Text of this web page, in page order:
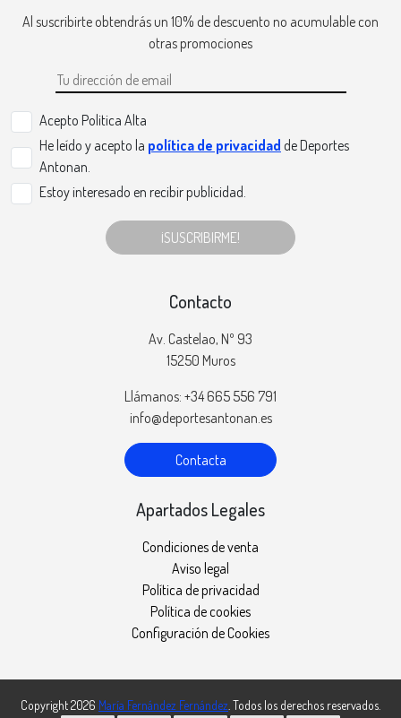
Al suscribirte obtendrás un 10% de descuento no acumulable con
otras promociones
Acepto Politica Alta
He leído y acepto la política de privacidad de Deportes
Antonan.
Estoy interesado en recibir publicidad.
¡SUSCRIBIRME!
Contacto
Av. Castelao, Nº 93
15250 Muros
Llámanos: +34 665 556 791
info@deportesantonan.es
Contacta
Apartados Legales
Condiciones de venta
Aviso legal
Política de privacidad
Política de cookies
Configuración de Cookies
Copyright 2026 María Fernández Fernández . Todos los derechos reservados.